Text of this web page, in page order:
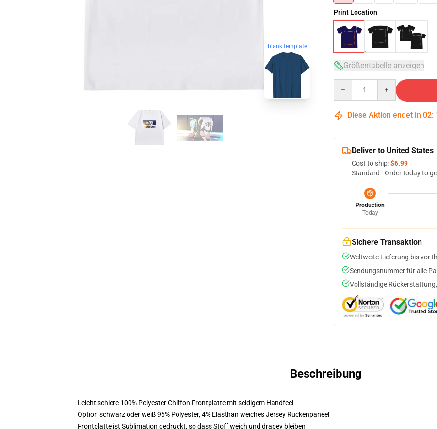
blank template
Print Location
Größentabelle anzeigen
Diese Aktion endet in 02:
Deliver to United States
Cost to ship:$6.99
Standard - Order today to
Production
Today
Sichere Transaktion
Weltweite Lieferung bis vor
Sendungsnummer für alle
Vollständige
Beschreibung
Leicht schiere 100% Polyester Chiffon Frontplatte mit seidigem Handfeel
Option schwarz oder weiß 96% Polyester, 4% Elasthan weiches Jersey Rückenpaneel
Frontplatte ist Sublimation gedruckt, so dass Stoff weich und drapey bleiben